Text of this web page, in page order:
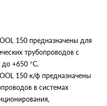
150 предназначены для
трубопроводов с
до +650 °С.
150 к/ф предназначены
в системах